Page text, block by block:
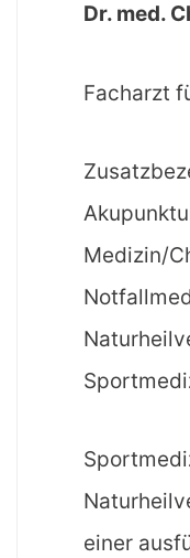
Dr. med.
Facharzt
Medizin/
einer